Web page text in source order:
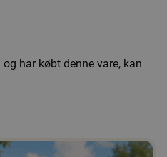
har købt denne vare, kan